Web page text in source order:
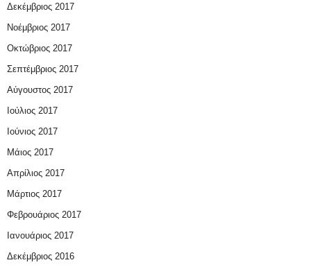
Δεκέμβριος 2017
Νοέμβριος 2017
Οκτώβριος 2017
Σεπτέμβριος 2017
Αύγουστος 2017
Ιούλιος 2017
Ιούνιος 2017
Μάιος 2017
Απρίλιος 2017
Μάρτιος 2017
Φεβρουάριος 2017
Ιανουάριος 2017
Δεκέμβριος 2016